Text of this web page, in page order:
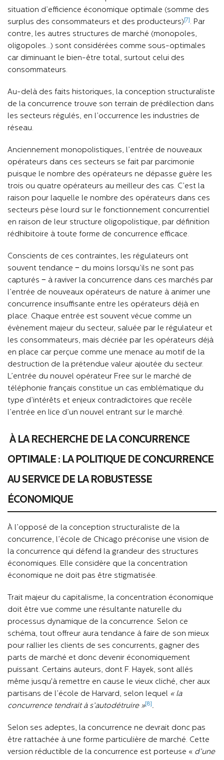
situation d’efficience économique optimale (somme des
surplus des consommateurs et des producteurs) [7] . Par
contre, les autres structures de marché (monopoles,
oligopoles…) sont considérées comme sous-optimales
car diminuant le bien-être total, surtout celui des
consommateurs.
Au-delà des faits historiques, la conception structuraliste
de la concurrence trouve son terrain de prédilection dans
les secteurs régulés, en l’occurrence les industries de
réseau.
Anciennement monopolistiques, l’entrée de nouveaux
opérateurs dans ces secteurs se fait par parcimonie
puisque le nombre des opérateurs ne dépasse guère les
trois ou quatre opérateurs au meilleur des cas. C’est la
raison pour laquelle le nombre des opérateurs dans ces
secteurs pèse lourd sur le fonctionnement concurrentiel
en raison de leur structure oligopolistique, par définition
rédhibitoire à toute forme de concurrence efficace.
Conscients de ces contraintes, les régulateurs ont
souvent tendance − du moins lorsqu’ils ne sont pas
capturés − à raviver la concurrence dans ces marchés par
l’entrée de nouveaux opérateurs de nature à animer une
concurrence insuffisante entre les opérateurs déjà en
place. Chaque entrée est souvent vécue comme un
évènement majeur du secteur, saluée par le régulateur et
les consommateurs, mais décriée par les opérateurs déjà
en place car perçue comme une menace au motif de la
destruction de la prétendue valeur ajoutée du secteur.
L’entrée du nouvel opérateur Free sur le marché de
téléphonie français constitue un cas emblématique du
type d’intérêts et enjeux contradictoires que recèle
l’entrée en lice d’un nouvel entrant sur le marché.
À LA RECHERCHE DE LA CONCURRENCE
OPTIMALE : LA POLITIQUE DE CONCURRENCE
AU SERVICE DE LA ROBUSTESSE
ÉCONOMIQUE
À l’opposé de la conception structuraliste de la
concurrence, l’école de Chicago préconise une vision de
la concurrence qui défend la grandeur des structures
économiques. Elle considère que la concentration
économique ne doit pas être stigmatisée.
Trait majeur du capitalisme, la concentration économique
doit être vue comme une résultante naturelle du
processus dynamique de la concurrence. Selon ce
schéma, tout offreur aura tendance à faire de son mieux
pour rallier les clients de ses concurrents, gagner des
parts de marché et donc devenir économiquement
puissant. Certains auteurs, dont F. Hayek, sont allés
même jusqu'à remettre en cause le vieux cliché, cher aux
partisans de l’école de Harvard, selon lequel « la
concurrence tendrait à s’autodétruire » [8] .
Selon ses adeptes, la concurrence ne devrait donc pas
être rattachée à une forme particulière de marché. Cette
version réductible de la concurrence est porteuse « d’une